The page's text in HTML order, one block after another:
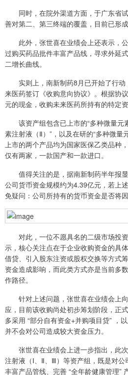
同时，在院外渠道方面，于广东省
善对第二、第三终端的覆盖，目前已形
此外，张世喜在业绩会上还表示，公
过购买药品批件丰富产品线，寻求外延
二增长曲线。
实则上，南新制药8月已开始了行动
来医药签订《收购意向协议》。根据协
元的现金，收购未来医药所持有的特定资
该资产组包含已上市的“多种微量元
素注射液（Ⅱ）”，以及在研的“多种微量
上市的两个产品均为国家医保乙类品种
仅有两家，一款国产和一款进口。
值得关注的是，据南新制药半年报显
公司货币资金规模约为4.39亿元，若上
免疑问：公司所持有的货币资金是否将
对此，一位不愿具名的二级市场投
示，核心关注点在于企业收购资金的具
借贷、引入股东注资或股权交换等方式
资金造成影响，而此类方式亦是当前多
作路径。
针对上述问题，张世喜在业绩会上
应，目前该收购尚处初步筹划阶段，正
多采用 “部分自有资金+并购项目贷” ，
并不会对公司造成较大资金压力。
张世喜在业绩会上进一步指出，此
注射液（Ⅰ、Ⅱ、Ⅲ）等资产组，既是对公
丰富产品管线、完善 “全年龄健康管理”